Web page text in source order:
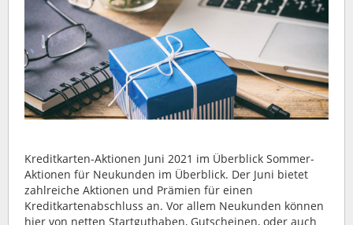
Kreditkarten-Aktionen Juni 2021 im Überblick Sommer-
Aktionen für Neukunden im Überblick. Der Juni bietet
zahlreiche Aktionen und Prämien für einen
Kreditkartenabschluss an. Vor allem Neukunden können
hier von netten Startguthaben, Gutscheinen, oder auch